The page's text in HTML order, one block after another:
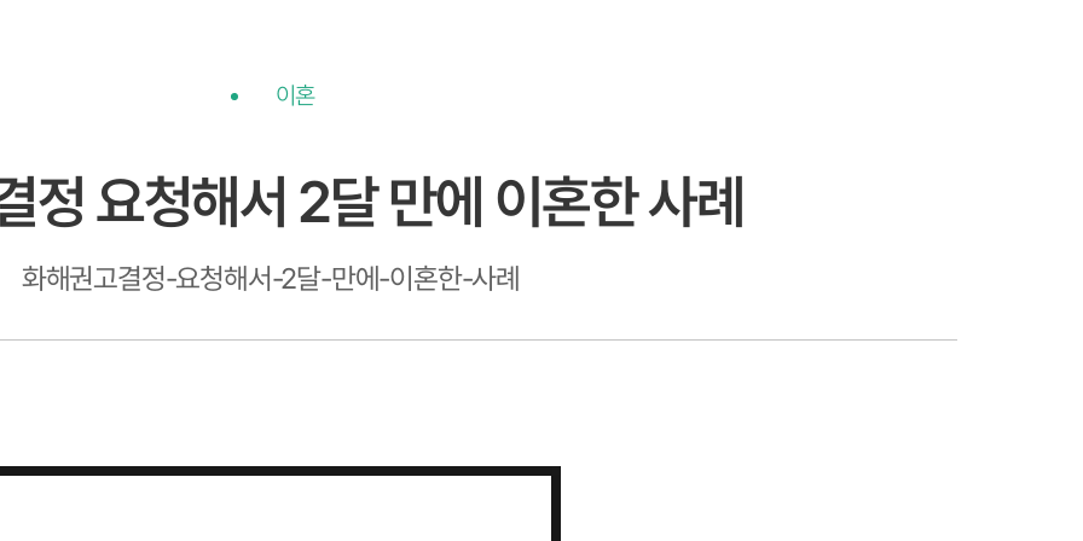
이혼
정 요청해서 2달 만에 이혼한 사례
화해권고결정-요청해서-2달-만에-이혼한-사례